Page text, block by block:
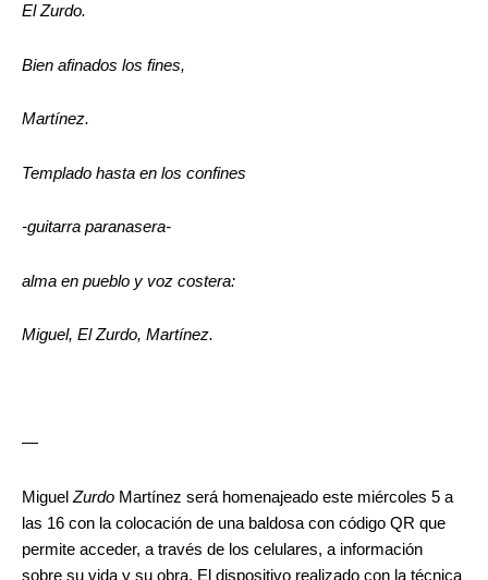
El Zurdo.
Bien afinados los fines,
Martínez.
Templado hasta en los confines
-guitarra paranasera-
alma en pueblo y voz costera:
Miguel, El Zurdo, Martínez.
—
Miguel Zurdo Martínez será homenajeado este miércoles 5 a
las 16 con la colocación de una baldosa con código QR que
permite acceder, a través de los celulares, a información
sobre su vida y su obra. El dispositivo realizado con la técnica